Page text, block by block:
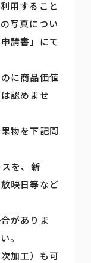
用すること
写真につい
請書」にて
に商品価値
認めませ
物を下記問
を、新
映日等など
がありま
。
加工）も可